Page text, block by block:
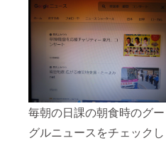
毎朝の日課の朝食時のグー
グルニュースをチェックし